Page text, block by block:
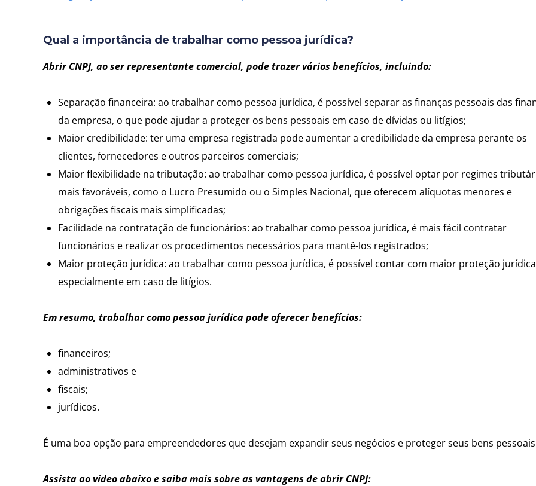
Qual a importância de trabalhar como pessoa jurídica?
Abrir CNPJ, ao ser representante comercial, pode trazer vários benefícios, incluindo:
Separação financeira: ao trabalhar como pessoa jurídica, é possível separar as finanças pessoais das
da empresa, o que pode ajudar a proteger os bens pessoais em caso de dívidas ou litígios;
Maior credibilidade: ter uma empresa registrada pode aumentar a credibilidade da empresa perante os
clientes, fornecedores e outros parceiros comerciais;
Maior flexibilidade na tributação: ao trabalhar como pessoa jurídica, é possível optar por regimes
mais favoráveis, como o Lucro Presumido ou o Simples Nacional, que oferecem alíquotas menores e
obrigações fiscais mais simplificadas;
Facilidade na contratação de funcionários: ao trabalhar como pessoa jurídica, é mais fácil contratar
funcionários e realizar os procedimentos necessários para mantê-los registrados;
Maior proteção jurídica: ao trabalhar como pessoa jurídica, é possível contar com maior proteção
especialmente em caso de litígios.
Em resumo, trabalhar como pessoa jurídica pode oferecer benefícios:
financeiros;
administrativos e
fiscais;
jurídicos.
É uma boa opção para empreendedores que desejam expandir seus negócios e proteger seus bens
Assista ao vídeo abaixo e saiba mais sobre as vantagens de abrir CNPJ: